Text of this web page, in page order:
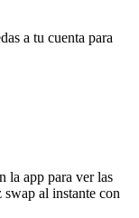
a tu cuenta para
la app para ver las
al instante con